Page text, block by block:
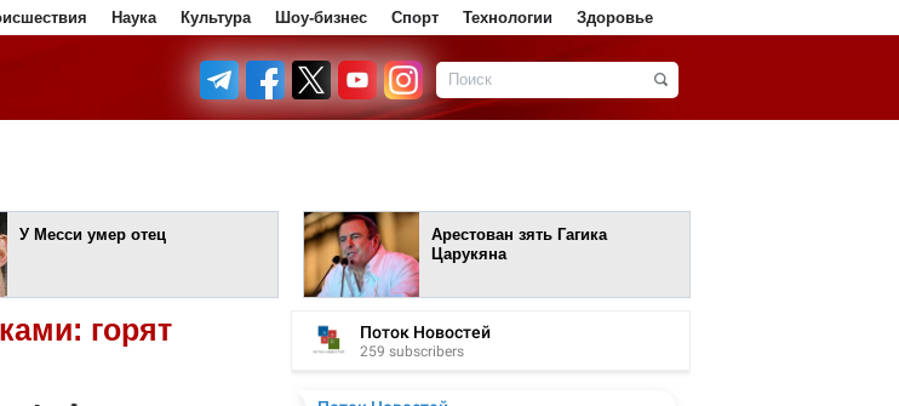
Наука Культура Шоу-бизнес Спорт Технологии Здоровье
У Месси умер отец
Арестован зять Гагика
Царукяна
горят